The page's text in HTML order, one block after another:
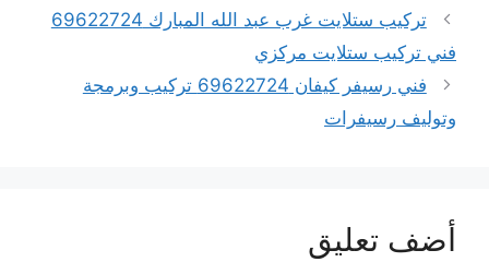
تركيب ستلايت غرب عبد الله المبارك 69622724
فني تركيب ستلايت مركزي
فني رسيفر كيفان 69622724 تركيب وبرمجة
وتوليف رسيفرات
أضف تعليق